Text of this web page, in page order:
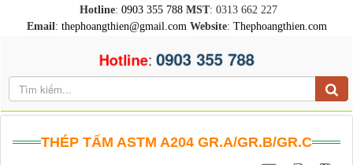
Hotline: 0903 355 788 MST: 0313 662 227
Email: thephoangthien@gmail.com Website: Thephoangthien.com
Hotline: 0903 355 788
THÉP TẤM ASTM A204 GR.A/GR.B/GR.C